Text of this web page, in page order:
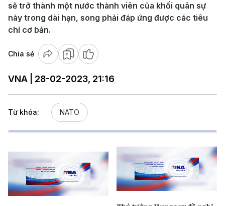
sẽ trở thành một nước thành viên của khối quân sự
này trong dài hạn, song phải đáp ứng được các tiêu
chí cơ bản.
Chia sẻ
VNA | 28-02-2023, 21:16
Từ khóa: NATO